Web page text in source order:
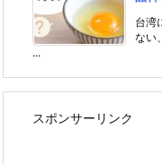
台湾
ない
...
スポンサーリンク